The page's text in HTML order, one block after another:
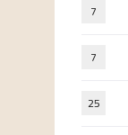
7
7
25